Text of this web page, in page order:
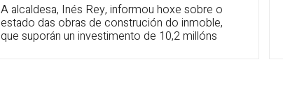
A alcaldesa, Inés Rey, informou hoxe sobre o
estado das obras de construción do inmoble,
que suporán un investimento de 10,2 millóns